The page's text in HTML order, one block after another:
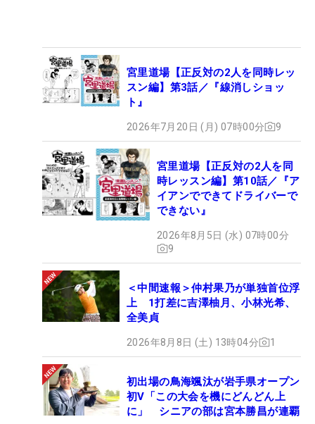
宮里道場【正反対の2人を同時レッ
スン編】第3話／『線消しショッ
ト』
2026年7月20日 (月) 07時00分 9
宮里道場【正反対の2人を同
時レッスン編】第10話／『ア
イアンでできてドライバーで
できない』
2026年8月5日 (水) 07時00分
9
＜中間速報＞仲村果乃が単独首位浮
上 1打差に吉澤柚月、小林光希、
全美貞
2026年8月8日 (土) 13時04分 1
初出場の鳥海颯汰が岩手県オープン
初V「この大会を機にどんどん上
に」 シニアの部は宮本勝昌が連覇